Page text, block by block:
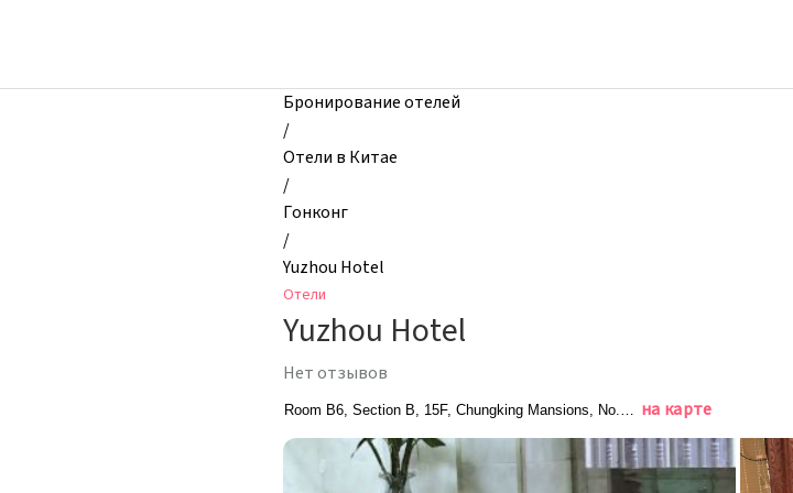
Yuzhou
Бронирование отелей
/
Отели в Китае
/
Гонконг
/
Yuzhou Hotel
Отели
Yuzhou Hotel
Нет отзывов
Room B6, Section B, 15F, Chungking Mansions, No.36-44 Nathan Road, Коулун
на карте